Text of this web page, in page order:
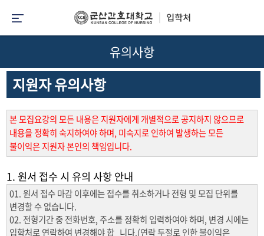
유의사항
지원자 유의사항
본 모집요강의 모든 내용은 지원자에게 개별적으로 공지하지 않으므로
내용을 정확히 숙지하여야 하며, 미숙지로 인하여 발생하는 모든
불이익은 지원자 본인의 책임입니다.
1. 원서 접수 시 유의 사항 안내
01. 원서 접수 마감 이후에는 접수를 취소하거나 전형 및 모집 단위를
변경할 수 없습니다.
02. 전형기간 중 전화번호, 주소를 정확히 입력하여야 하며, 변경 시에는
입학처로 연락하여 변경해야 합 니다.(연락 두절로 인한 불이익은